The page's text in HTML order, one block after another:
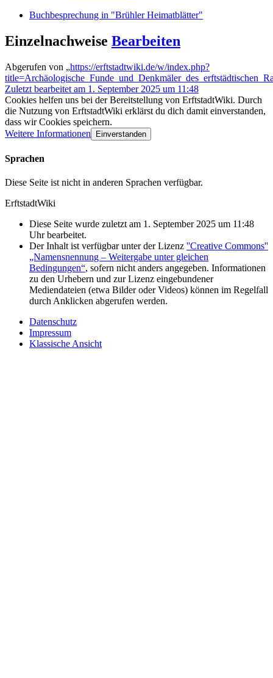
Buchbesprechung in "Brühler Heimatblätter"
Einzelnachweise Bearbeiten
Abgerufen von „https://erftstadtwiki.de/w/index.php?
Zuletzt bearbeitet am 1. September 2025 um 11:48
Cookies helfen uns bei der Bereitstellung von ErftstadtWiki. Durch
die Nutzung von ErftstadtWiki erklärst du dich damit einverstanden,
dass wir Cookies speichern.
Weitere Informationen
Einverstanden
Sprachen
Diese Seite ist nicht in anderen Sprachen verfügbar.
ErftstadtWiki
Diese Seite wurde zuletzt am 1. September 2025 um 11:48
Uhr bearbeitet.
Der Inhalt ist verfügbar unter der Lizenz ''Creative Commons''
„Namensnennung – Weitergabe unter gleichen
Bedingungen“, sofern nicht anders angegeben. Informationen
zu den Urhebern und zur Lizenz eingebundener
Mediendateien (etwa Bilder oder Videos) können im Regelfall
durch Anklicken abgerufen werden.
Datenschutz
Impressum
Klassische Ansicht